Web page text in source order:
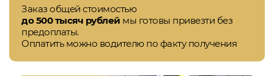
Заказ общей стоимостью
до 500 тысяч рублей мы готовы привезти без
предоплаты.
Оплатить можно водителю по факту получения